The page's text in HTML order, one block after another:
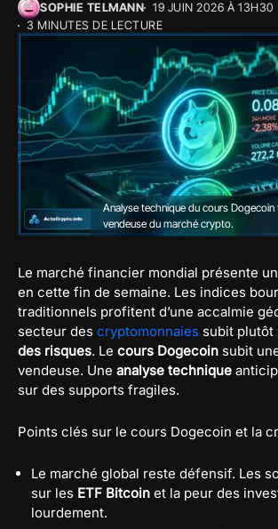
SOPHIE TELMANN
19 JUIN 2026 À 13H30
3 MINUTES DE LECTURE
Analyse technique du cours Dogecoin
vendeuse du marché crypto.
Le marché financier mondial présente
en cette fin de semaine. Les indices
traditionnels profitent d’une accalmie
secteur des cryptomonnaies subit plutôt
des risques. Le cours Dogecoin subit
vendeuse. Une analyse technique
sur des supports fragiles.
Points clés sur le cours Dogecoin et la
Le marché global reste défensif. Les
sur les ETF Bitcoin et la peur des
lourdement.